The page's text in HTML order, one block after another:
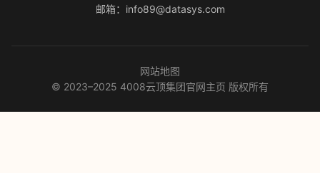
邮箱：info89@datasys.com
网站地图
© 2023–2025 4008云顶集团官网主页 版权所有